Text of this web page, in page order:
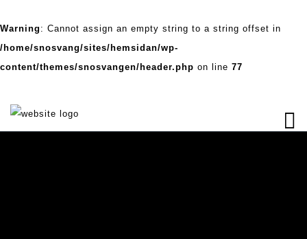
Warning : Cannot assign an empty string to a string offset in
/home/snosvang/sites/hemsidan/wp-
content/themes/snosvangen/header.php on line 77